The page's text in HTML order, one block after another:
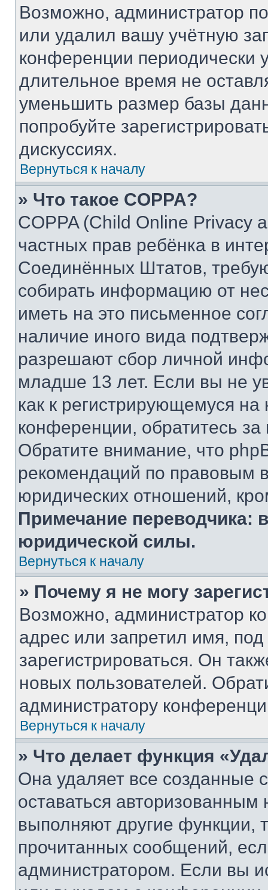
Возможно, администратор
или удалил вашу учётную
конференции периодически
длительное время не
уменьшить размер базы
попробуйте
дискуссиях.
Вернуться к началу
» Что такое COPPA?
COPPA (Child Online Privacy
частных прав ребёнка в
Соединённых Штатов,
собирать информацию от
иметь на это письменное
наличие иного вида
разрешают сбор личной
младше 13 лет. Если вы не
как к регистрирующемуся
конференции, обратитесь
Обратите внимание, что
рекомендаций по правовым
юридических отношений,
Примечание переводчика:
юридической силы.
Вернуться к началу
» Почему я не могу
Возможно, администратор
адрес или запретил имя,
зарегистрироваться. Он
новых пользователей.
администратору
Вернуться к началу
» Что делает функция
Она удаляет все созданные
оставаться
выполняют другие функции,
прочитанных сообщений,
администратором. Если вы